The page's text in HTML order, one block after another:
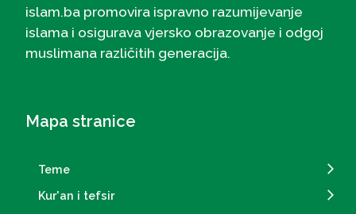
islam.ba promovira ispravno razumijevanje
islama i osigurava vjersko obrazovanje i odgoj
muslimana različitih generacija.
Mapa stranice
Teme
Kur'an i tefsir